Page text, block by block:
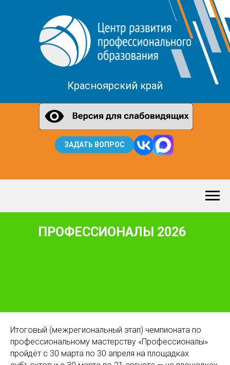
Красноярский край
ЗАДАТЬ ВОПРОС
ПРОФЕССИОНАЛЫ 2026
Итоговый (межрегиональный этап) чемпионата по
профессиональному мастерству «Профессионалы»
пройдёт с 30 марта по 30 апреля на площадках